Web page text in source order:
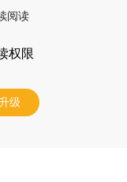
阅读
权限
级